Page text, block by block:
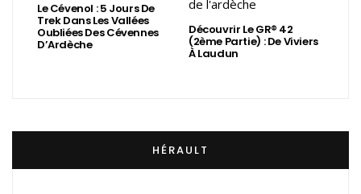
Le Cévenol : 5 Jours De
Trek Dans Les Vallées
Oubliées Des Cévennes
D’Ardèche
Découvrir Le GR® 42
(2ème Partie) : De Viviers
À Laudun
HÉRAULT